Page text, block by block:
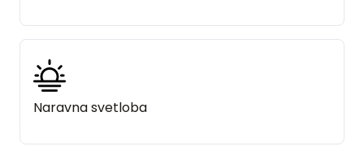
Naravna svetloba